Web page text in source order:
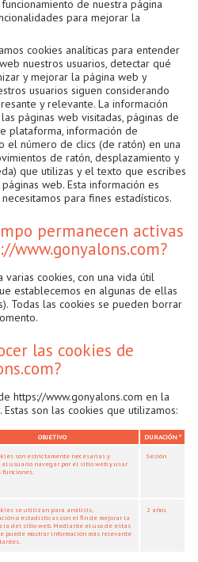
de nuestra página
para mejorar la
cookies analíticas para entender
nuestros usuarios, detectar qué
y mejorar la página web y
usuarios siguen considerando
y relevante. La información
páginas web visitadas, páginas de
plataforma, información de
el número de clics (de ratón) en una
de ratón, desplazamiento y
que utilizas y el texto que escribes
web. Esta información es
para fines estadísticos.
permanecen activas
www.gonyalons.com?
varias cookies, con una vida útil
establecemos en algunas de ellas
Todas las cookies se pueden borrar
las cookies de
https://www.gonyalons.com en la
son las cookies que utilizamos:
OBJETIVO DURACIÓN *
son estrictamente necesarias y
al usuario navegar por el sitio web y usar
funciones.
Sesión
se utilizan para análisis,
o estadísticas con el fin de mejorar la
del sitio web. Mediante el uso de estas
puede mostrar información más relevante
2 años